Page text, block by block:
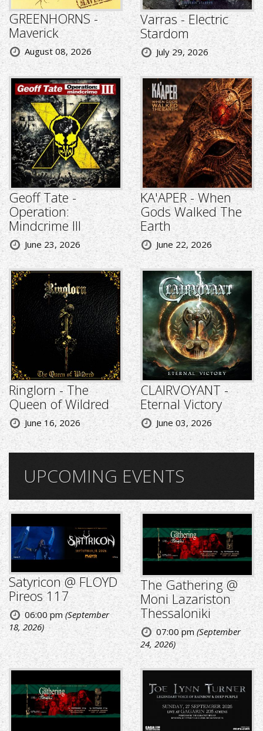
GREENHORNS -
Maverick
August 08, 2026
Varras - Electric
Stardom
July 29, 2026
Geoff Tate -
Operation:
Mindcrime III
June 23, 2026
KA'APER - When
Gods Walked The
Earth
June 22, 2026
Ringlorn - The
Queen of Wildred
June 16, 2026
CLAIRVOYANT -
Eternal Victory
June 03, 2026
UPCOMING EVENTS
Satyricon @ FLOYD
Pireos 117
06:00 pm(September
18, 2026)
The Gathering @
Moni Lazariston
Thessaloniki
07:00 pm (September
24, 2026)